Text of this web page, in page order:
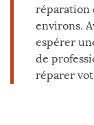
réparation
environs.
espérer
de
réparer